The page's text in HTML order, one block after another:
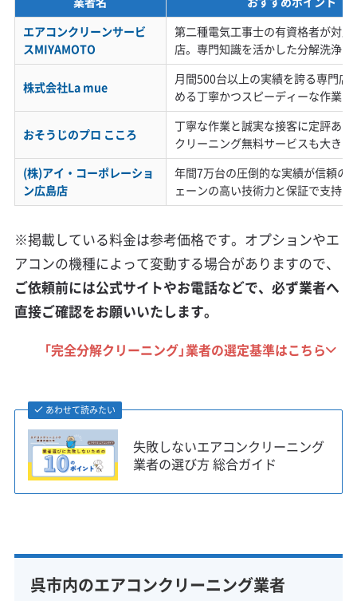
エアコンクリーンサービ
スMIYAMOTO
第二種電気工事士の有資格者が対
店。専門知識を活かした分解洗浄が
株式会社La mue
月間500台以上の実績を誇る専門店
める丁寧かつスピーディーな作業が
おそうじのプロ こころ
丁寧な作業と誠実な接客に定評あ
クリーニング無料サービスも大きな
(株)アイ・コーポレーショ
ン広島店
年間7万台の圧倒的な実績が信頼の
ェーンの高い技術力と保証で支持さ
※掲載している料金は参考価格です。オプションやエ
アコンの機種によって変動する場合がありますので、
ご依頼前には公式サイトやお電話などで、必ず業者へ
直接ご確認をお願いいたします。
「完全分解クリーニング」業者の選定基準はこちら
あわせて読みたい
失敗しないエアコンクリーニング
業者の選び方 総合ガイド
呉市内のエアコンクリーニング業者